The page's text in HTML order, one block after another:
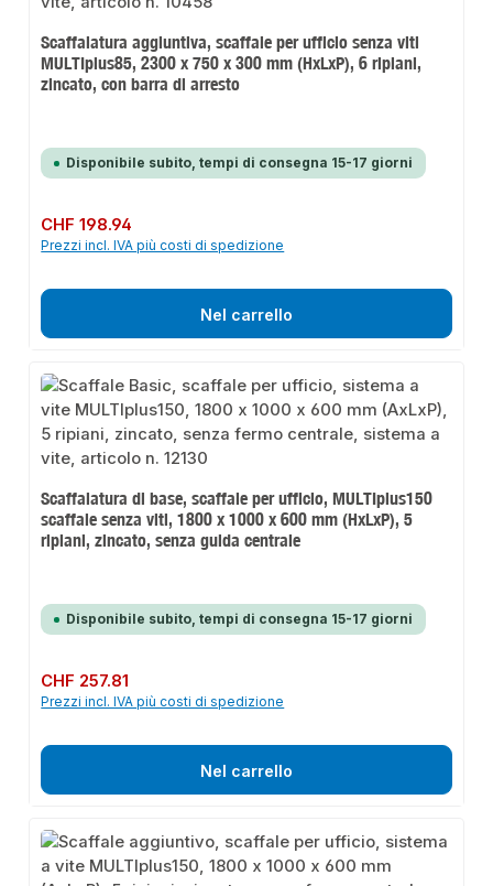
Scaffalatura aggiuntiva, scaffale per ufficio senza viti
MULTIplus85, 2300 x 750 x 300 mm (HxLxP), 6 ripiani,
zincato, con barra di arresto
Disponibile subito, tempi di consegna 15-17 giorni
Prezzo normale:
CHF 198.94
Prezzi incl. IVA più costi di spedizione
Nel carrello
Scaffalatura di base, scaffale per ufficio, MULTIplus150
scaffale senza viti, 1800 x 1000 x 600 mm (HxLxP), 5
ripiani, zincato, senza guida centrale
Disponibile subito, tempi di consegna 15-17 giorni
Prezzo normale:
CHF 257.81
Prezzi incl. IVA più costi di spedizione
Nel carrello